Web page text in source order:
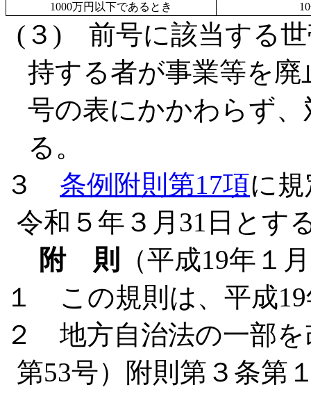
1000万円以下であるとき
(３) 前号に該当する世
持する者が事業等を
号の表にかかわらず
る。
３ 条例附則第17項に
令和５年３月31日とす
附 則
（平成19年１
１ この規則は、平成
２ 地方自治法の一部を
第53号）附則第３条第